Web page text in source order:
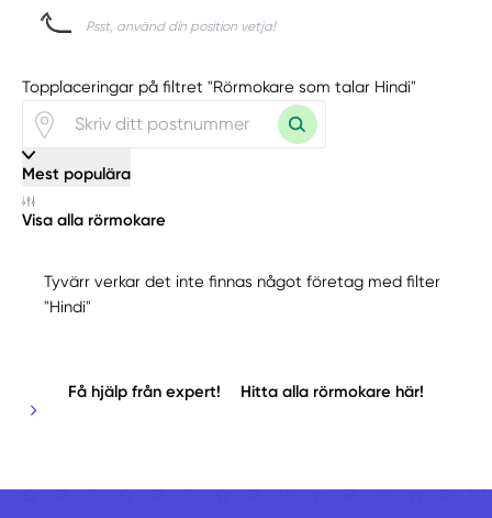
Psst, använd din position vetja!
Topplaceringar på filtret "Rörmokare som talar Hindi"
Mest populära
Visa alla rörmokare
Tyvärr verkar det inte finnas något företag med filter
"Hindi"
Få hjälp från expert! Hitta alla rörmokare här!